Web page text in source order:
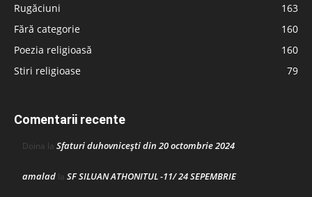
Rugăciuni
163
Fără categorie
160
Poezia religioasă
160
Stiri religioase
79
Comentarii recente
Doina la Sfaturi duhovnicești din 20 octombrie 2024
amalad la SF SILUAN ATHONITUL -11/ 24 SEPEMBRIE